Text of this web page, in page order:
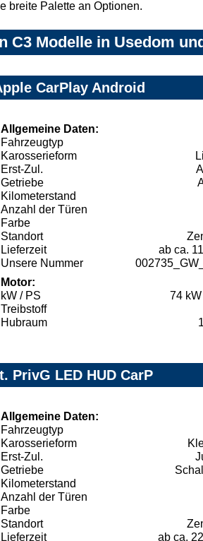
breite Palette an Optionen.
C3 Modelle in Usedom
CarPlay Android
Allgemeine Daten:
Fahrzeugtyp
Karosserieform
Erst-Zul.
Getriebe
Kilometerstand
Anzahl der Türen
Farbe
Standort
Lieferzeit
ab ca.
Unsere Nummer
Motor:
kW / PS
74
Treibstoff
Hubraum
PrivG LED HUD CarP
Allgemeine Daten:
Fahrzeugtyp
Karosserieform
Erst-Zul.
Getriebe
Kilometerstand
Anzahl der Türen
Farbe
Standort
Lieferzeit
ab ca.